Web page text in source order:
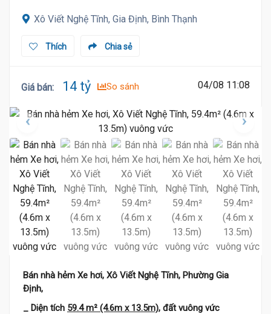
Xô Viết Nghệ Tĩnh, Gia Định, Bình Thạnh
Chia sẻ
Thích
Giá bán: 14 tỷ So sánh 04/08 11:08
Bán nhà hẻm Xe hơi, Xô Viết Nghệ Tĩnh, Phường Gia
Định,
_ Diện tích 59.4 m² (4.6m x 13.5m), đất vuông vức